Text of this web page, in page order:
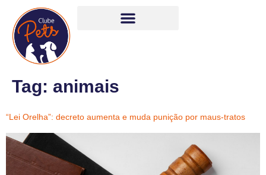
Tag: animais
“Lei Orelha”: decreto aumenta e muda punição por maus-tratos